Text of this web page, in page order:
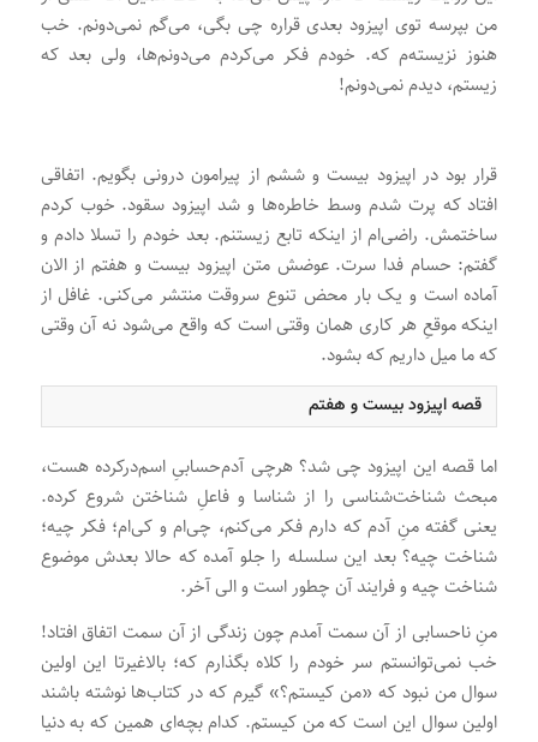
من بپرسه توی اپیزود بعدی قراره چی بگی، می‌گم نمی‌دونم. خب
هنوز نزیسته‌م که. خودم فکر می‌کردم می‌دونم‌ها، ولی بعد که
زیستم، دیدم نمی‌دونم!
قرار بود در اپیزود بیست و ششم از پیرامون درونی بگویم. اتفاقی
افتاد که پرت شدم وسط خاطره‌ها و شد اپیزود سقود. خوب کردم
ساختمش. راضی‌ام از اینکه تابع زیستنم. بعد خودم را تسلا دادم و
گفتم: حسام فدا سرت. عوضش متن اپیزود بیست و هفتم از الان
آماده است و یک بار محض تنوع سروقت منتشر می‌کنی. غافل از
اینکه موقعِ هر کاری همان وقتی است که واقع می‌شود نه آن وقتی
که ما میل داریم که بشود.
قصه اپیزود بیست و هفتم
اما قصه این اپیزود چی شد؟ هرچی آدم‌حسابیِ اسم‌درکرده هست،
مبحث شناخت‌شناسی را از شناسا و فاعلِ شناختن شروع کرده.
یعنی گفته منِ آدم که دارم فکر می‌کنم، چی‌ام و کی‌ام؛ فکر چیه؛
شناخت چیه؟ بعد این سلسله را جلو آمده که حالا بعدش موضوع
شناخت چیه و فرایند آن چطور است و الی آخر.
منِ ناحسابی از آن سمت آمدم چون زندگی از آن سمت اتفاق افتاد!
خب نمی‌توانستم سر خودم را کلاه بگذارم که؛ بالاغیرتا این اولین
سوال من نبود که «من کیستم؟» گیرم که در کتاب‌ها نوشته باشند
اولین سوال این است که من کیستم. کدام بچه‌ای همین که به دنیا